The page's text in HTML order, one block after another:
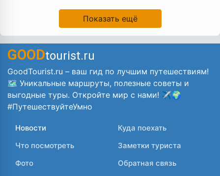
Показать ещё
GOODtourist.ru
GoodTourist.ru – ваш гид по лучшим путешествиям!
🗺️ Уникальные маршруты, полезные советы и
выгодные туры. Откройте мир с нами! ✈️🌍
#ПутешествуйтеУмно
Новости
Куда поехать
Что посмотреть
Заметки туриста
Фото
Обратная связь